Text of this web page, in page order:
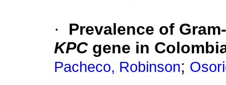
·
Prevalence of
KPC gene in
Pacheco, Robinson;